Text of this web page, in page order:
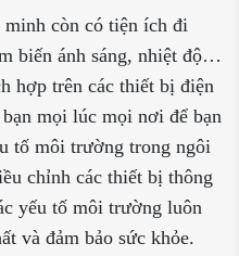
minh còn có tiện ích đi
biến ánh sáng, nhiệt độ…
hợp trên các thiết bị điện
mọi lúc mọi nơi để bạn
tố môi trường trong ngôi
chỉnh các thiết bị thông
yếu tố môi trường luôn
và đảm bảo sức khỏe.